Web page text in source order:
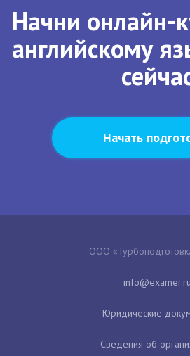
Начни онлайн-
английскому
Начать
ООО
Юридические
Сведения об